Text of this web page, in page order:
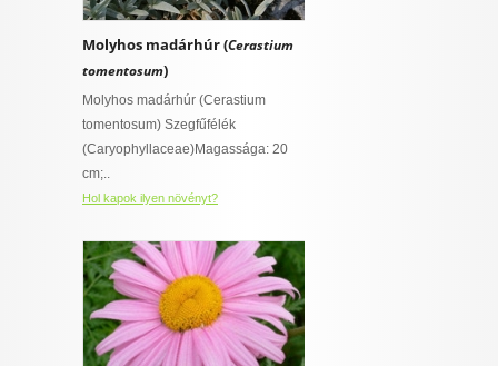
Molyhos madárhúr (Cerastium
tomentosum)
Molyhos madárhúr (Cerastium
tomentosum) Szegfűfélék
(Caryophyllaceae)Magassága: 20
cm;..
Hol kapok ilyen növényt?